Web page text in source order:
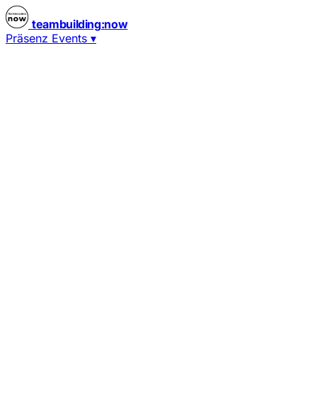
teambuilding:now
Präsenz Events ▾